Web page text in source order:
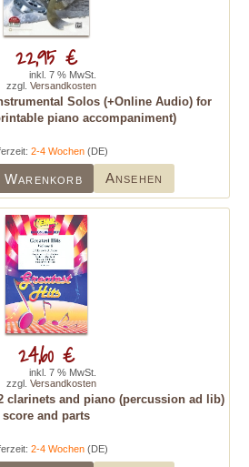
Solos (+Online Audio) for
piano accompaniment)
2-4 Wochen(DE)
Warenkorb Ansehen
22,95 €
inkl. 7 % MwSt.
zzgl. Versandkosten
clarinets and piano (percussion ad lib)
score and parts
2-4 Wochen(DE)
24,60 €
inkl. 7 % MwSt.
zzgl. Versandkosten